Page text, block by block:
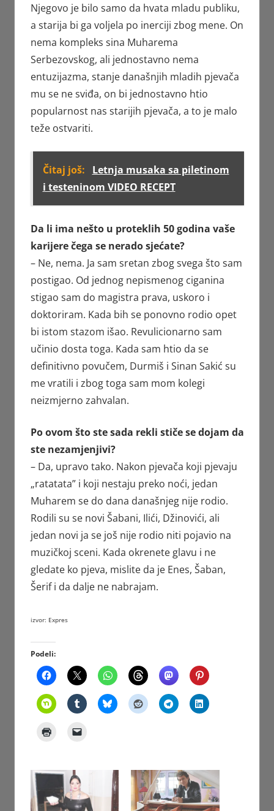
Njegovo je bilo samo da hvata mladu publiku,
a starija bi ga voljela po inerciji zbog mene. On
nema kompleks sina Muharema
Serbezovskog, ali jednostavno nema
entuzijazma, stanje današnjih mladih pjevača
mu se ne sviđa, on bi jednostavno htio
popularnost nas starijih pjevača, a to je malo
teže ostvariti.
Čitaj još:
Letnja musaka sa piletinom
i testeninom VIDEO RECEPT
Da li ima nešto u proteklih 50 godina vaše
karijere čega se nerado sjećate?
– Ne, nema. Ja sam sretan zbog svega što sam
postigao. Od jednog nepismenog ciganina
stigao sam do magistra prava, uskoro i
doktoriram. Kada bih se ponovno rodio opet
bi istom stazom išao. Revulicionarno sam
učinio dosta toga. Kada sam htio da se
definitivno povučem, Durmiš i Sinan Sakić su
me vratili i zbog toga sam mom kolegi
neizmjerno zahvalan.
Po ovom što ste sada rekli stiče se dojam da
ste nezamjenjivi?
– Da, upravo tako. Nakon pjevača koji pjevaju
„ratatata” i koji nestaju preko noći, jedan
Muharem se do dana današnjeg nije rodio.
Rodili su se novi Šabani, Ilići, Džinovići, ali
jedan novi ja se još nije rodio niti pojavio na
muzičkoj sceni. Kada okrenete glavu i ne
gledate ko pjeva, mislite da je Enes, Šaban,
Šerif i da dalje ne nabrajam.
izvor: Expres
Podeli: